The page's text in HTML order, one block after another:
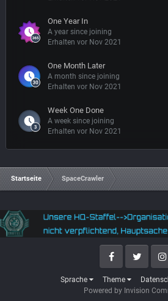
One Year In
A year since joining
Erhalten vor Nov 2021
One Month Later
A month since joining
Erhalten vor Nov 2021
Week One Done
A week since joining
Erhalten vor Nov 2021
Startseite SpaceCrawler
Sprache Theme
FacebookTwitter
Powered by Invision